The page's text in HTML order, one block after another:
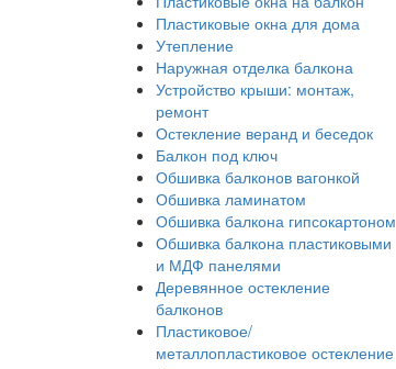
Пластиковые окна для дома
Утепление
Наружная отделка балкона
Устройство крыши: монтаж,
ремонт
Остекление веранд и беседок
Балкон под ключ
Обшивка балконов вагонкой
Обшивка ламинатом
Обшивка балкона гипсокартоном
Обшивка балкона пластиковыми
и МДФ панелями
Деревянное остекление
балконов
Пластиковое/
металлопластиковое остекление